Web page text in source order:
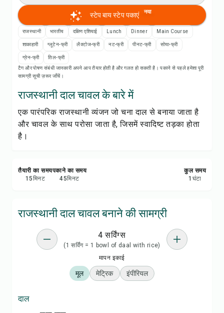
Add to Shopping List
रेसिपी नोट्स
शेयर करें
स्टेप बाय स्टेप पकाएं नया
राजस्थानी भारतीय दक्षिण एशियाई Lunch Dinner Main Course
शाकाहारी ग्लूटेन-फ्री लैक्टोज-फ्री नट-फ्री पीनट-फ्री सोया-फ्री
ग्रेन-फ्री
तिल-फ्री
टैग और पोषण संबंधी जानकारी अपने आप तैयार होती है और गलत हो सकती है। पकाने से पहले हमेशा पूरी
सामग्री सूची ज़रूर जाँचें।
राजस्थानी दाल चावल के बारे में
एक पारंपरिक राजस्थानी व्यंजन जो चना दाल से बनाया जाता है
और चावल के साथ परोसा जाता है, जिसमें स्वादिष्ट तड़का होता
है।
तैयारी का समय
15मिनट
पकाने का समय
45मिनट
कुल समय
1 घंटा
राजस्थानी दाल चावल बनाने की सामग्री
4 सर्विंग्स
(1 सर्विंग = 1 bowl of daal with rice)
मापन इकाई
मूल मेट्रिक इंपीरियल
दाल